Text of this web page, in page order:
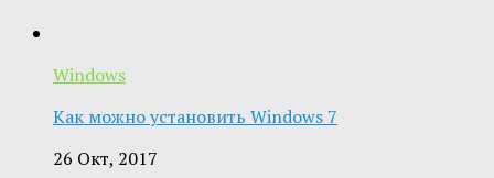
Windows
Как можно установить Windows 7
26 Окт, 2017